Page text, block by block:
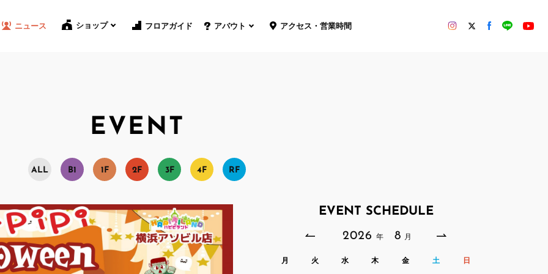
ニュース ショップ フロアガイド アバウト アクセス・営業時間
EVENT
A L L B1 1 F 2 F 3F 4 F R F
EVENT SCHEDULE
2026 年 8 月
月 火 水 木 金 土 日